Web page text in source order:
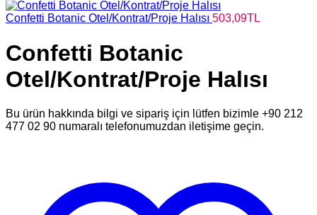
Confetti Botanic Otel/Kontrat/Proje Halısı 503,09TL
Confetti Botanic
Otel/Kontrat/Proje Halısı
Bu ürün hakkında bilgi ve sipariş için lütfen bizimle +90 212
477 02 90 numaralı telefonumuzdan iletişime geçin.